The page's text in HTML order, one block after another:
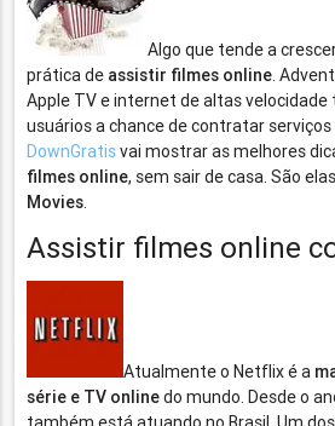
Algo que tende a
prática de assistir filmes online.
Apple TV e internet de altas
usuários a chance de contratar serviços
DownGratisvai mostrar as melhores
filmes online, sem sair de casa. São
Movies.
Assistir filmes online
Atualmente o Netflix é a
série e TV onlinedo mundo. Desde o